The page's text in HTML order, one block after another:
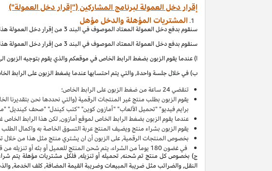
إقرار دخل العمولة لبرنامج المشاركين ("إقرار دخل العمولة")
المشتريات المؤهلة والدخل مؤهل
سنقوم بدفع دخل العمولة المعتاد الموصوف في البند 3 من إقرار دخل العمولة هذا بالاتصال مع المشتريات المؤهلة, والتي (بالإشارة الى الاقصاءات المذكورة في إقرار دخل العمولة هذا) تحصل عند:
سنقوم بدفع دخل العمولة المعتاد الموصوف في البند 3 من إقرار دخل العمولة هذا بالاتصال مع المشتريات المؤهلة, والتي (بالإشارة الى الاقصاءات المذكورة في إقرار دخل العمولة هذا) تحصل عند:
ا) عندما يقوم الزبون بضغط الرابط الخاص في موقعكم والذي يقوم بتوجيه الزبون
ب) في خلال جلسة واحدة, والتي يتم احتسابها عندما يضغط الزبون على الرابط
تنقضي 24 ساعة من ضغط الزبون على الرابط الخاص؛
يقوم الزبون بطلب منتج غير المنتجات الرقمية (والتي نحددها نحن
برايم فيديو" "تحميل الألعاب" "أمازون كوين" "كتب كيندل" "صحف كينديل"
عندما يقوم الزبون بضغط الرابط الخاص لموقع أمازون, لكن هذا الرابط الخاص
يقوم الزبون بشراء منتج ويضيف المنتجعربة التسوقالخاصة به واكمال الطلب خلال 89 يوما كموعد أقصاه بعد الضغط على الرابط
بخصوص المنتجات الرقمية, على الزبون أن ان يشتري منتج مثل هذا من خلال
في غضون 180 يوماً من الشراء، يتم شحن المنتج للعميل أو بثه أو تنزيله من
ج) بخصوص كل منتج تم شحنه, تحميله أو تنزيله, فلكل مشتريات مؤهلة يتم
النقل, والضرائب مثل ضريبة المبيعات وضريبة القيمة المضافة, كلف الخدمة,